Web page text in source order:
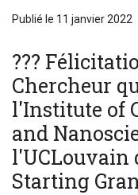
Publié le 11 janvier 2022
???
Chercheur
l'Institute of
and
l'UCLouvain
Starting